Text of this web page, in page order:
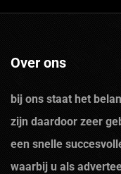
Over ons
bij ons staat het
zijn daardoor zeer
een snelle
waarbij u als